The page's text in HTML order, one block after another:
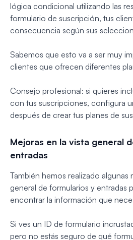
lógica condicional utilizando las
formulario de suscripción, tus
consecuencia según sus
Sabemos que esto va a ser muy
clientes que ofrecen diferentes
Consejo profesional: si quieres
con tus suscripciones, configura
después de crear tus planes de
Mejoras en la vista general
entradas
También hemos realizado algunas
general de formularios y entradas
encontrar la información que
Si ves un ID de formulario
pero no estás seguro de qué